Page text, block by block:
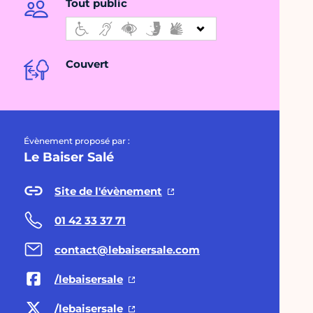
Tout public
Couvert
Évènement proposé par :
Le Baiser Salé
Site de l'évènement
01 42 33 37 71
contact@lebaisersale.com
/lebaisersale
/lebaisersale